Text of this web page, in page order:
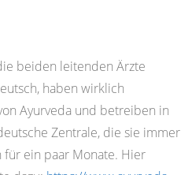
beiden leitenden Ärzte
haben wirklich
Ayurveda und betreiben in
Zentrale, die sie immer
ein paar Monate. Hier